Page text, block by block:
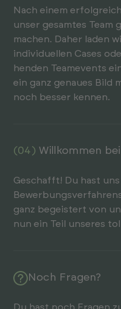
Nach einem
unser gesamtes
machen. Daher laden
indivi­duellen Cases
henden Team­events
ein ganz genaues Bild
noch besser kennen.
(04) Willkommen
Geschafft! Du hast
ganz begeistert von
nun ein Teil unseres
Noch Fragen?